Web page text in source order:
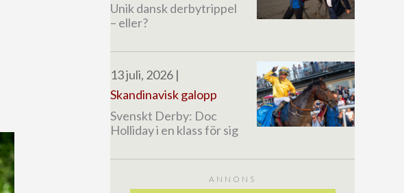
Unik dansk derbytrippel
– eller?
13 juli, 2026 |
Skandinavisk galopp
Svenskt Derby: Doc
Holliday i en klass för sig
ANNONS